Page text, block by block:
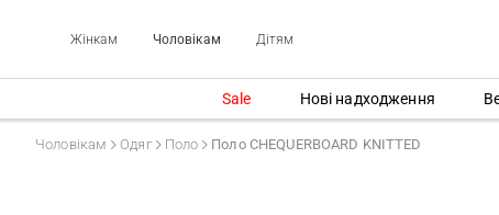
Жінкам Чоловікам Дітям
Sale Нові надходження
Чоловікам Одяг Поло Поло CHEQUERBOARD KNITTED